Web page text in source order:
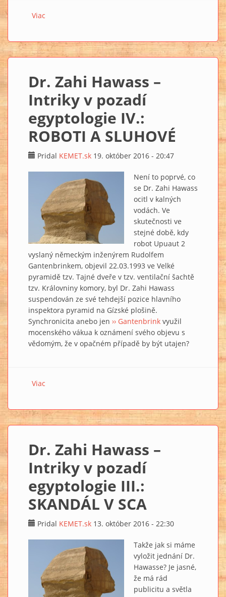
Viac
Dr. Zahi Hawass –
Intriky v pozadí
egyptologie IV.:
ROBOTI A SLUHOVÉ
Pridal KEMET.sk 19. október 2016 - 20:47
Není to poprvé, co
se Dr. Zahi Hawass
ocitl v kalných
vodách. Ve
skutečnosti ve
stejné době, kdy
robot Upuaut 2
vyslaný německým inženýrem Rudolfem
Gantenbrinkem, objevil 22.03.1993 ve Velké
pyramidě tzv. Tajné dveře v tzv. ventilační šachtě
tzv. Královniny komory, byl Dr. Zahi Hawass
suspendován ze své tehdejší pozice hlavního
inspektora pyramid na Gízské plošině.
Synchronicita anebo jen ›› Gantenbrink využil
mocenského vákua k oznámení svého objevu s
vědomým, že v opačném případě by být utajen?
Viac
Dr. Zahi Hawass –
Intriky v pozadí
egyptologie III.:
SKANDÁL V SCA
Pridal KEMET.sk 13. október 2016 - 22:30
Takže jak si máme
vyložit jednání Dr.
Hawasse? Je jasné,
že má rád
publicitu a světla